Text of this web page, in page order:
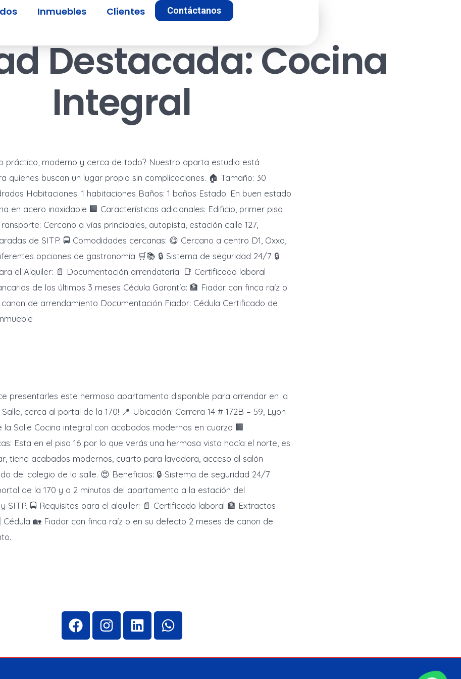
Inmuebles Clientes Contáctanos
Destacada:Cocina
Integral
práctico, moderno y cerca de todo? Nuestro aparta estudio está
quienes buscan un lugar propio sin complicaciones. 🏠 Tamaño: 30
Habitaciones: 1 habitaciones Baños: 1 baños Estado: En buen estado
en acero inoxidable 🏢 Características adicionales: Edificio, primer piso
Cercano a vías principales, autopista, estación calle 127,
de SITP. 🚍 Comodidades cercanas: 😋 Cercano a centro D1, Oxxo,
opciones de gastronomía 🛒📚 🔒 Sistema de seguridad 24/7 🔒
el Alquiler: 📄 Documentación arrendataria: 📑 Certificado laboral
de los últimos 3 meses Cédula Garantía: 🏦 Fiador con finca raíz o
de arrendamiento Documentación Fiador: Cédula Certificado de
presentarles este hermoso apartamento disponible para arrendar en la
cerca al portal de la 170! 📍 Ubicación: Carrera 14 # 172B – 59, Lyon
la Salle Cocina integral con acabados modernos en cuarzo 🏢
Esta en el piso 16 por lo que verás una hermosa vista hacía el norte, es
tiene acabados modernos, cuarto para lavadora, acceso al salón
del colegio de la salle. 😍 Beneficios: 🔒 Sistema de seguridad 24/7
de la 170 y a 2 minutos del apartamento a la estación del
SITP. 🚍 Requisitos para el alquiler: 📄 Certificado laboral 🏦 Extractos
Cédula 🏡 Fiador con finca raíz o en su defecto 2 meses de canon de